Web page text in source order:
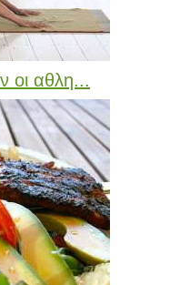
οι αθλη...